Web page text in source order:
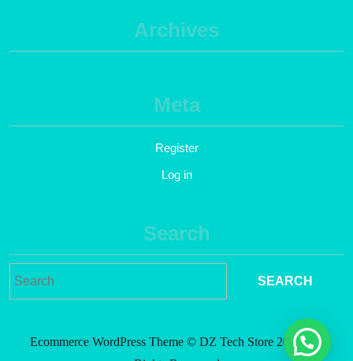
Archives
Meta
Register
Log in
Search
Ecommerce WordPress Theme © DZ Tech Store 2021. All